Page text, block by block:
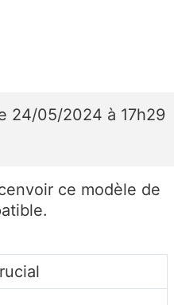
24/05/2024 à 17h29
ce modèle de